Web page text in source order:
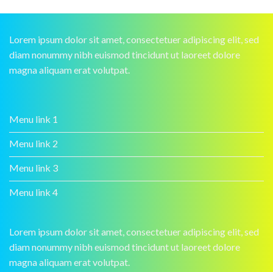
Lorem ipsum dolor sit amet, consectetuer adipiscing elit, sed
diam nonummy nibh euismod tincidunt ut laoreet dolore
magna aliquam erat volutpat.
Menu link 1
Menu link 2
Menu link 3
Menu link 4
Lorem ipsum dolor sit amet, consectetuer adipiscing elit, sed
diam nonummy nibh euismod tincidunt ut laoreet dolore
magna aliquam erat volutpat.